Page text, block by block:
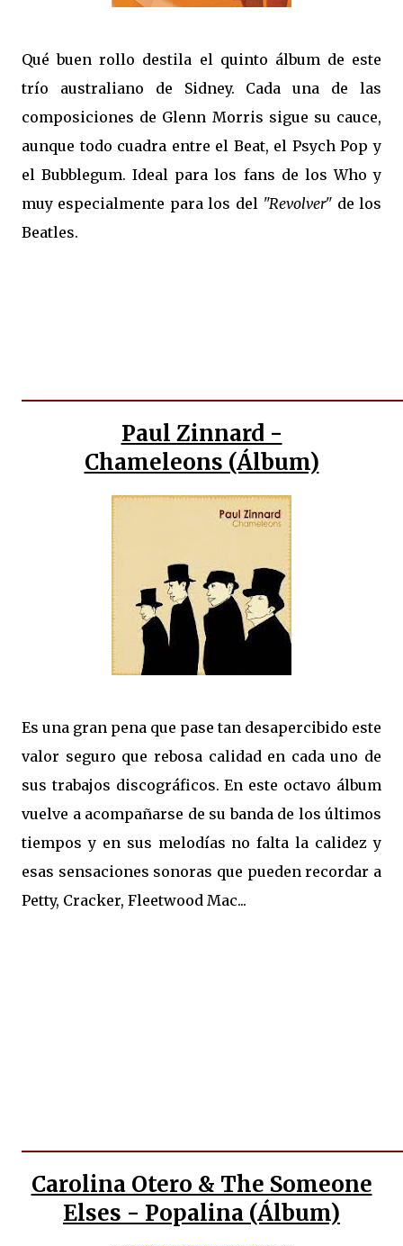
Qué buen rollo destila el quinto álbum de este
trío australiano de Sidney. Cada una de las
composiciones de Glenn Morris sigue su cauce,
aunque todo cuadra entre el Beat, el Psych Pop y
el Bubblegum. Ideal para los fans de los Who y
muy especialmente para los del "Revolver" de los
Beatles.
Paul Zinnard -
Chameleons (Álbum)
Es una gran pena que pase tan desapercibido este
valor seguro que rebosa calidad en cada uno de
sus trabajos discográficos. En este octavo álbum
vuelve a acompañarse de su banda de los últimos
tiempos y en sus melodías no falta la calidez y
esas sensaciones sonoras que pueden recordar a
Petty, Cracker, Fleetwood Mac...
Carolina Otero & The Someone
Elses - Popalina (Álbum)